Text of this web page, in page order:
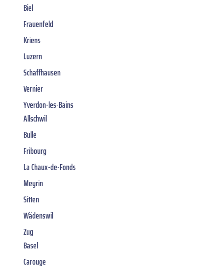
Biel
Frauenfeld
Kriens
Luzern
Schaffhausen
Vernier
Yverdon-les-Bains
Allschwil
Bulle
Fribourg
La Chaux-de-Fonds
Meyrin
Sitten
Wädenswil
Zug
Basel
Carouge